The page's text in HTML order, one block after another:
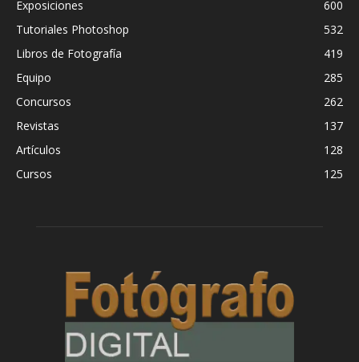
Exposiciones
600
Tutoriales Photoshop
532
Libros de Fotografía
419
Equipo
285
Concursos
262
Revistas
137
Artículos
128
Cursos
125